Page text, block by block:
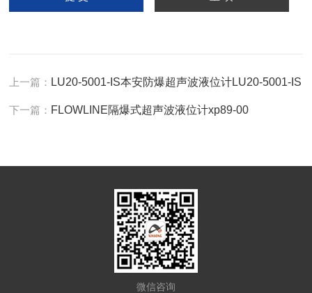
上一篇： LU20-5001-IS本安防爆超声波液位计LU20-5001-IS
下一篇： FLOWLINE隔爆式超声波液位计xp89-00
微信咨询